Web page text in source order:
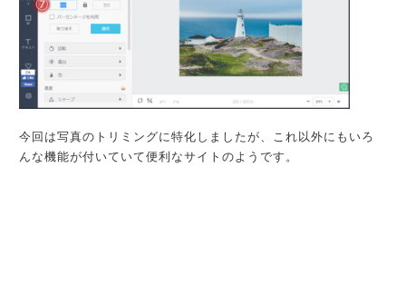
今回は写真のトリミングに特化しましたが、これ以外にもいろ
んな機能が付いていて便利なサイトのようです。